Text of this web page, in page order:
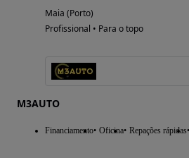
Maia (Porto)
Profissional • Para o topo
M3AUTO
Financiamento Oficina Repações rápidas